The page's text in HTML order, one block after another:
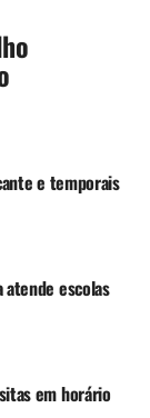
e temporais
escolas
em horário